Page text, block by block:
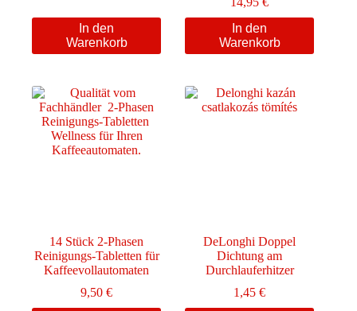
In den
Warenkorb
In den
Warenkorb
14 Stück 2-Phasen
Reinigungs-Tabletten für
Kaffeevollautomaten
9,50€
DeLonghi Doppel
Dichtung am
Durchlauferhitzer
1,45€